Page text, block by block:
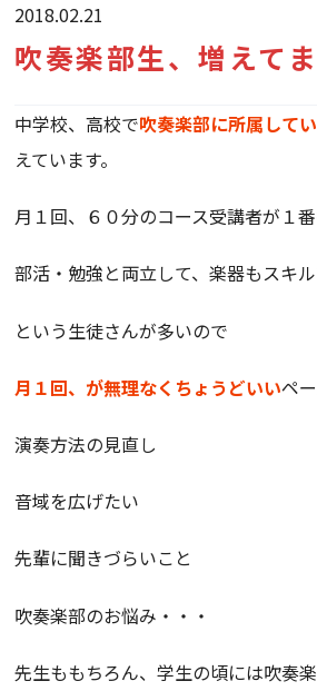
2018.02.21
吹奏楽部生、増えてま
中学校、高校で吹奏楽部に所属して
えています。
月１回、６０分のコース受講者が１番
部活・勉強と両立して、楽器もスキ
という生徒さんが多いので
月１回、が無理なくちょうどいいペ
演奏方法の見直し
音域を広げたい
先輩に聞きづらいこと
吹奏楽部のお悩み・・・
先生ももちろん、学生の頃には吹奏